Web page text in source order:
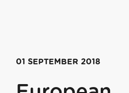
01 SEPTEMBER 2018